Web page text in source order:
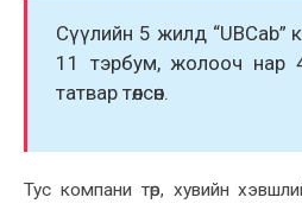
Сүүлийн 5 жилд “UBCab”
11 тэрбум, жолооч нар
татвар төлсөн.
Тус компани төр, хувийн